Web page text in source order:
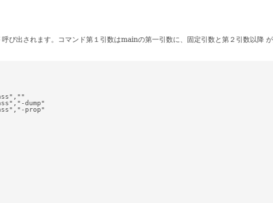
び出されます。コマンド第１引数はmainの第一引数に、固定引数と第２引数以降
dump"
prop"